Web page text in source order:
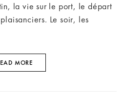
la vie sur le port, le départ
Le soir, les
MORE